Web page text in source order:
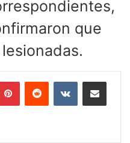
que
PinterestReddit VKontakteCompartir por